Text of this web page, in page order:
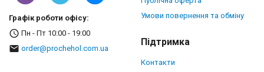
Графік роботи офісу:
Пн - Пт 10:00 - 19:00
order@prochehol.com.ua
Умови повернення та обміну
Підтримка
Контакти